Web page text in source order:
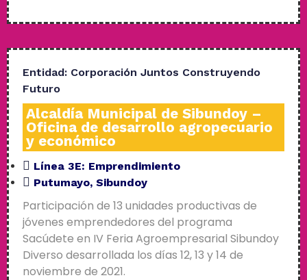
Entidad: Corporación Juntos Construyendo
Futuro
Alcaldía Municipal de Sibundoy –
Oficina de desarrollo agropecuario
y económico
Línea 3E: Emprendimiento
Putumayo, Sibundoy
Participación de 13 unidades productivas de
jóvenes emprendedores del programa
Sacúdete en IV Feria Agroempresarial Sibundoy
Diverso desarrollada los días 12, 13 y 14 de
noviembre de 2021.